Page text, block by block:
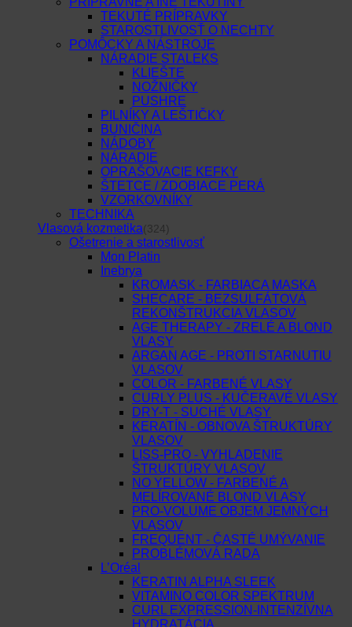
TEKUTÉ PRÍPRAVKY
STAROSTLIVOSŤ O NECHTY
POMÔCKY A NÁSTROJE
NÁRADIE STALEKS
KLIEŠTE
NOŽNIČKY
PUSHRE
PILNÍKY A LEŠTIČKY
BUNIČINA
NÁDOBY
NÁRADIE
OPRAŠOVACIE KEFKY
ŠTETCE / ZDOBIACE PERÁ
VZORKOVNÍKY
TECHNIKA
Vlasová kozmetika(324)
Ošetrenie a starostlivosť
Mon Platin
Inebrya
KROMASK - FARBIACA MASKA
SHECARE - BEZSULFÁTOVÁ
REKONŠTRUKCIA VLASOV
AGE THERAPY - ZRELÉ A BLOND
VLASY
ARGAN AGE - PROTI STARNUTIU
VLASOV
COLOR - FARBENÉ VLASY
CURLY PLUS - KUČERAVÉ VLASY
DRY-T - SUCHÉ VLASY
KERATÍN - OBNOVA ŠTRUKTÚRY
VLASOV
LISS-PRO - VYHLADENIE
ŠTRUKTÚRY VLASOV
NO YELLOW - FARBENÉ A
MELÍROVANÉ BLOND VLASY
PRO-VOLUME OBJEM JEMNÝCH
VLASOV
FREQUENT - ČASTÉ UMÝVANIE
PROBLÉMOVÁ RADA
L’Oréal
KERATIN ALPHA SLEEK
VITAMINO COLOR SPEKTRUM
CURL EXPRESSION-INTENZÍVNA